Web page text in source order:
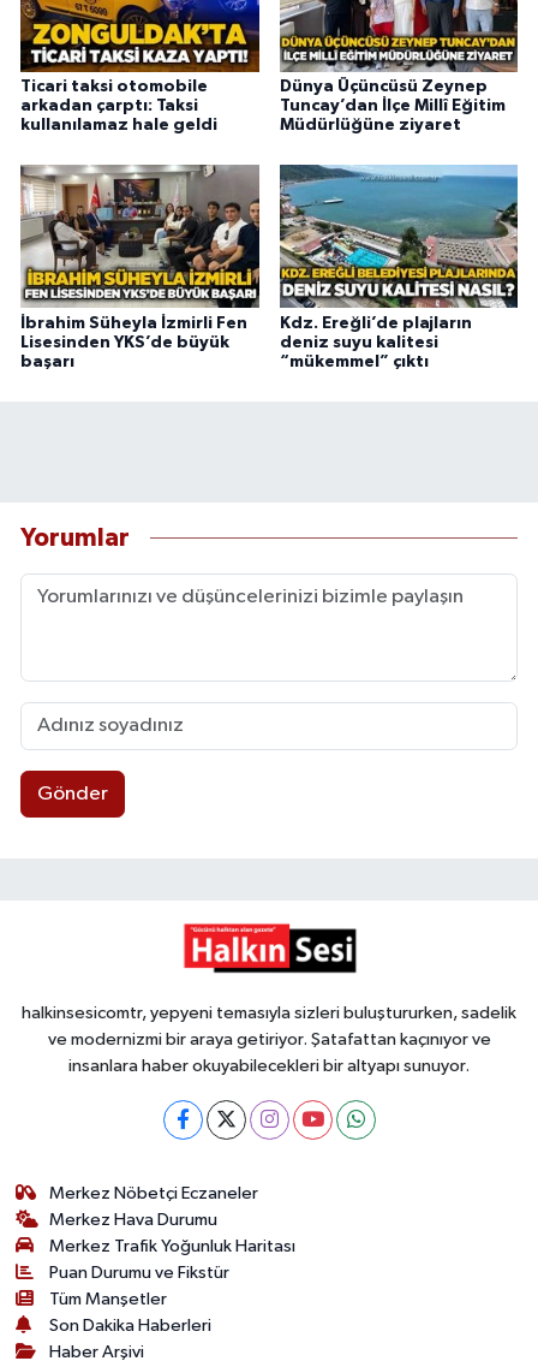
Ticari taksi otomobile
arkadan çarptı: Taksi
kullanılamaz hale geldi
Dünya Üçüncüsü Zeynep
Tuncay’dan İlçe Millî Eğitim
Müdürlüğüne ziyaret
İbrahim Süheyla İzmirli Fen
Lisesinden YKS’de büyük
başarı
Kdz. Ereğli’de plajların
deniz suyu kalitesi
“mükemmel” çıktı
Yorumlar
Gönder
halkinsesicomtr, yepyeni temasıyla sizleri buluştururken, sadelik
ve modernizmi bir araya getiriyor. Şatafattan kaçınıyor ve
insanlara haber okuyabilecekleri bir altyapı sunuyor.
Merkez Nöbetçi Eczaneler
Merkez Hava Durumu
Merkez Trafik Yoğunluk Haritası
Puan Durumu ve Fikstür
Tüm Manşetler
Son Dakika Haberleri
Haber Arşivi